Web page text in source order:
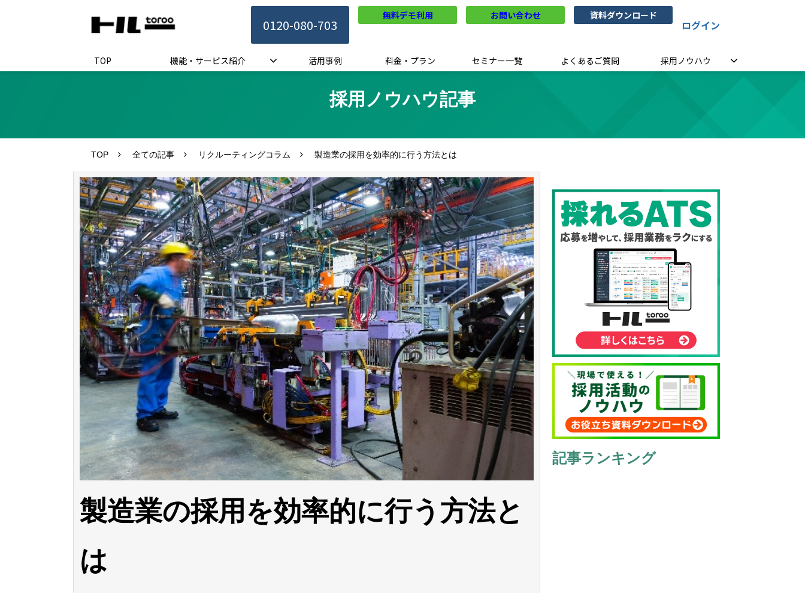
0120-080-703
無料デモ利用 お問い合わせ 資料ダウンロード
ログイン
TOP 機能・サービス紹介 活用事例 料金・プラン セミナー一覧 よくあるご質問 採用ノウハウ
採用ノウハウ記事
TOP 全ての記事 リクルーティングコラム 製造業の採用を効率的に行う方法とは
製造業の採用を効率的に行う方法と
は
記事ランキング